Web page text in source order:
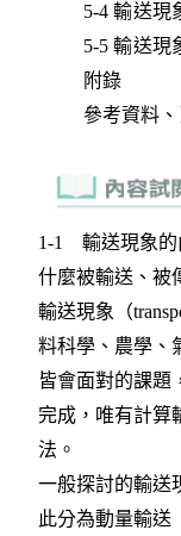
5-4 輸送現
5-5 輸送現
附錄
參考資料